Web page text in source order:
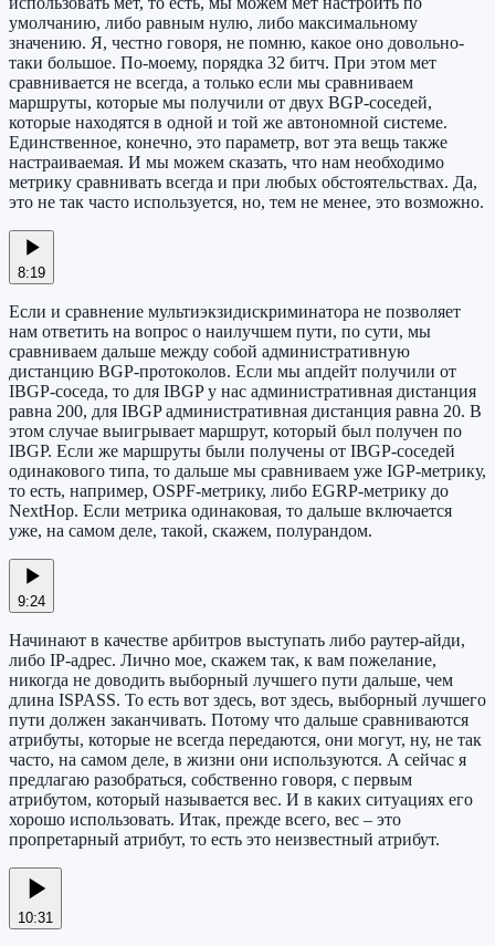
умолчанию, либо равным нулю, либо максимальному
значению. Я, честно говоря, не помню, какое оно довольно-
таки большое. По-моему, порядка 32 битч. При этом мет
сравнивается не всегда, а только если мы сравниваем
маршруты, которые мы получили от двух BGP-соседей,
которые находятся в одной и той же автономной системе.
Единственное, конечно, это параметр, вот эта вещь также
настраиваемая. И мы можем сказать, что нам необходимо
метрику сравнивать всегда и при любых обстоятельствах. Да,
это не так часто используется, но, тем не менее, это возможно.
8:19
Если и сравнение мультиэкзидискриминатора не позволяет
нам ответить на вопрос о наилучшем пути, по сути, мы
сравниваем дальше между собой административную
дистанцию BGP-протоколов. Если мы апдейт получили от
IBGP-соседа, то для IBGP у нас административная дистанция
равна 200, для IBGP административная дистанция равна 20. В
этом случае выигрывает маршрут, который был получен по
IBGP. Если же маршруты были получены от IBGP-соседей
одинакового типа, то дальше мы сравниваем уже IGP-метрику,
то есть, например, OSPF-метрику, либо EGRP-метрику до
NextHop. Если метрика одинаковая, то дальше включается
уже, на самом деле, такой, скажем, полурандом.
9:24
Начинают в качестве арбитров выступать либо раутер-айди,
либо IP-адрес. Лично мое, скажем так, к вам пожелание,
никогда не доводить выборный лучшего пути дальше, чем
длина ISPASS. То есть вот здесь, вот здесь, выборный лучшего
пути должен заканчивать. Потому что дальше сравниваются
атрибуты, которые не всегда передаются, они могут, ну, не так
часто, на самом деле, в жизни они используются. А сейчас я
предлагаю разобраться, собственно говоря, с первым
атрибутом, который называется вес. И в каких ситуациях его
хорошо использовать. Итак, прежде всего, вес – это
пропретарный атрибут, то есть это неизвестный атрибут.
10:31